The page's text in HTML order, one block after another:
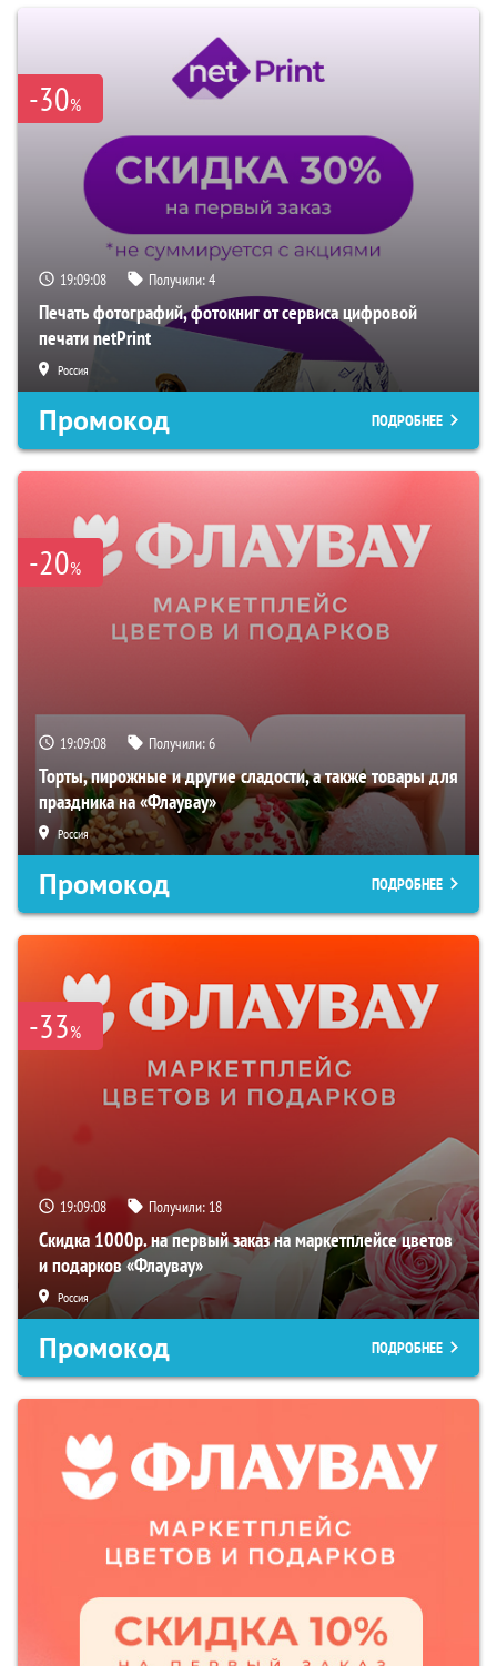
-30%
19:09:07 Получили:4
Печать фотографий, фотокниг от сервиса цифровой
печати netPrint
Россия
Промокод ПОДРОБНЕЕ
-20%
19:09:07 Получили:6
Торты, пирожные и другие сладости, а также товары для
праздника на «Флаувау»
Россия
Промокод ПОДРОБНЕЕ
-33%
19:09:07 Получили: 18
Скидка 1000р. на первый заказ на маркетплейсе цветов
и подарков «Флаувау»
Россия
Промокод ПОДРОБНЕЕ